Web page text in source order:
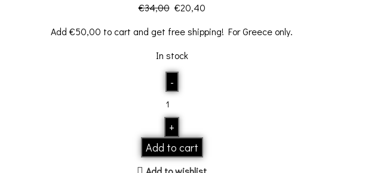
€34,00 €20,40
Add €50,00 to cart and get free shipping! For Greece only.
In stock
Add to cart